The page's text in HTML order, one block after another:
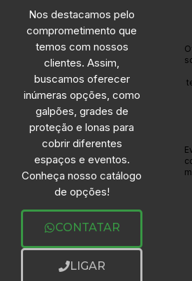
Nos destacamos pelo
comprometimento que
temos com nossos
clientes. Assim,
buscamos oferecer
inúmeras opções, como
galpões, grades de
proteção e lonas para
cobrir diferentes
espaços e eventos.
Conheça nosso catálogo
de opções!
CONTATAR
LIGAR